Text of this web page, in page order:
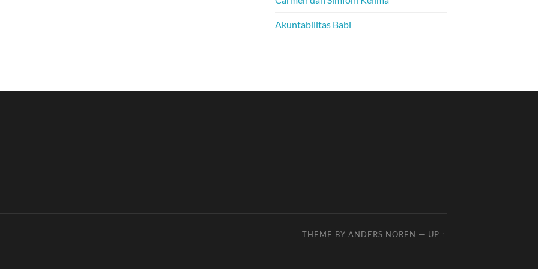
Akuntabilitas Babi
THEME BY ANDERS NOREN — UP ↑